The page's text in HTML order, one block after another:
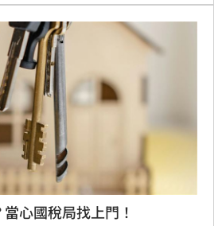
現明顯斷頭潮，屋主遇資金困難
（陳韋帆）
心國稅局找上門！